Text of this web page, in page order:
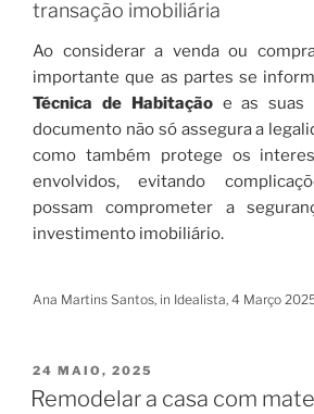
transação imobiliária
Ao considerar a venda ou
importante que as partes se
Técnica de Habitaçãoe as suas
documento não só assegura a
como também protege os
envolvidos, evitando
possam comprometer a
investimento imobiliário.
Ana Martins Santos, in Idealista, 4 Março
PUBLICADO
EM
24 MAIO, 2025
Remodelar a casa com